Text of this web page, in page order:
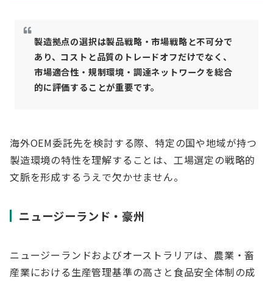
製造拠点の選択は製品戦略・市場戦略と不可分で
あり、コストと品質のトレードオフだけでなく、
市場適合性・規制環境・調達ネットワークを総合
的に評価することが重要です。
海外OEM委託先を検討する際、特定の国や地域が持つ
製造環境の特性を理解することは、工場選定の戦略的
文脈を形成するうえで欠かせません。
ニュージーランド・豪州
ニュージーランドおよびオーストラリアは、農業・畜
産業における生産管理基準の高さと食品安全体制の成